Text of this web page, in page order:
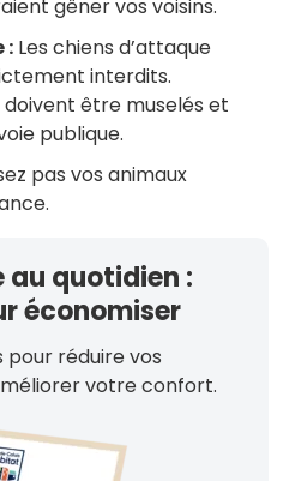
gêner vos voisins.
: Les chiens d’attaque
interdits.
doivent être muselés et
publique.
pas vos animaux
quotidien :
économiser
pour réduire vos
votre confort.